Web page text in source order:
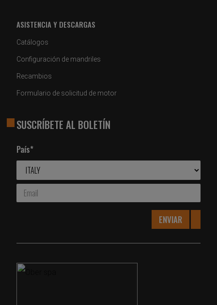
ASISTENCIA Y DESCARGAS
Catálogos
Configuración de mandriles
Recambios
Formulario de solicitud de motor
SUSCRÍBETE AL BOLETÍN
País*
ENVIAR